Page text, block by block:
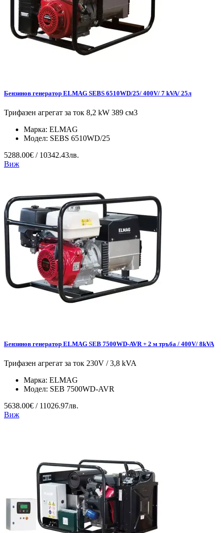
Бензинов генератор ELMAG SEBS 6510WD/25/ 400V/ 7 kVA/ 25л
Трифазен агрегат за ток 8,2 kW 389 см3
Марка: ELMAG
Модел: SEBS 6510WD/25
5288.00€ / 10342.43лв.
Виж
Бензинов генератор ELMAG SEB 7500WD-AVR + 2 м тръба / 400V/ 8kVA
Трифазен агрегат за ток 230V / 3,8 kVA
Марка: ELMAG
Модел: SEB 7500WD-AVR
5638.00€ / 11026.97лв.
Виж